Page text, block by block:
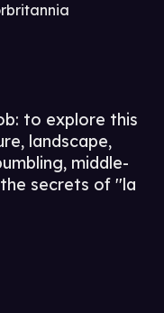
to explore this
landscape,
middle-
secrets of ''la